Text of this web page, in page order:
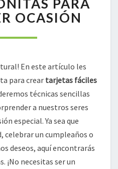
DE
HACER
CUALQUIER
OCASIÓN
PARA
OCASIÓN
En este artículo les
para crear tarjetas fáciles
técnicas sencillas
a nuestros seres
especial. Ya sea que
celebrar un cumpleaños o
deseos, aquí encontrarás
¡No necesitas ser un